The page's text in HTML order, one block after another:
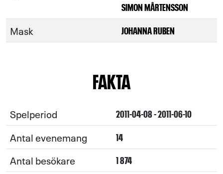
SIMON MÅRTENSSON
Mask JOHANNA RUBEN
FAKTA
Spelperiod 2011-04-08 - 2011-06-10
Antal evenemang 14
Antal besökare 1 874